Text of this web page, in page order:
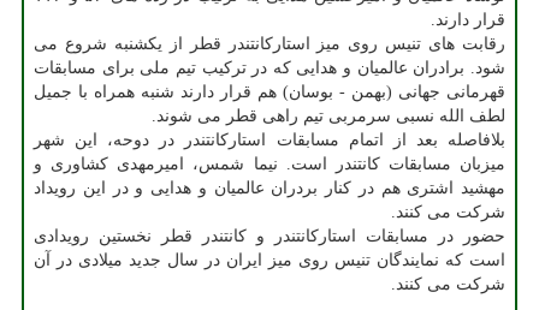
قرار دارند.
رقابت های تنیس روی میز استارکانتندر قطر از یکشنبه شروع می
شود. برادران عالمیان و هدایی که در ترکیب تیم ملی برای مسابقات
قهرمانی جهانی (بهمن - بوسان) هم قرار دارند شنبه همراه با جمیل
لطف الله نسبی سرمربی تیم راهی قطر می شوند.
بلافاصله بعد از اتمام مسابقات استارکانتندر در دوحه، این شهر
میزبان مسابقات کانتندر است. نیما شمس، امیرمهدی کشاوری و
مهشید اشتری هم در کنار بردران عالمیان و هدایی و در این رویداد
شرکت می کنند.
حضور در مسابقات استارکانتندر و کانتندر قطر نخستین رویدادی
است که نمایندگان تنیس روی میز ایران در سال جدید میلادی در آن
شرکت می کنند.